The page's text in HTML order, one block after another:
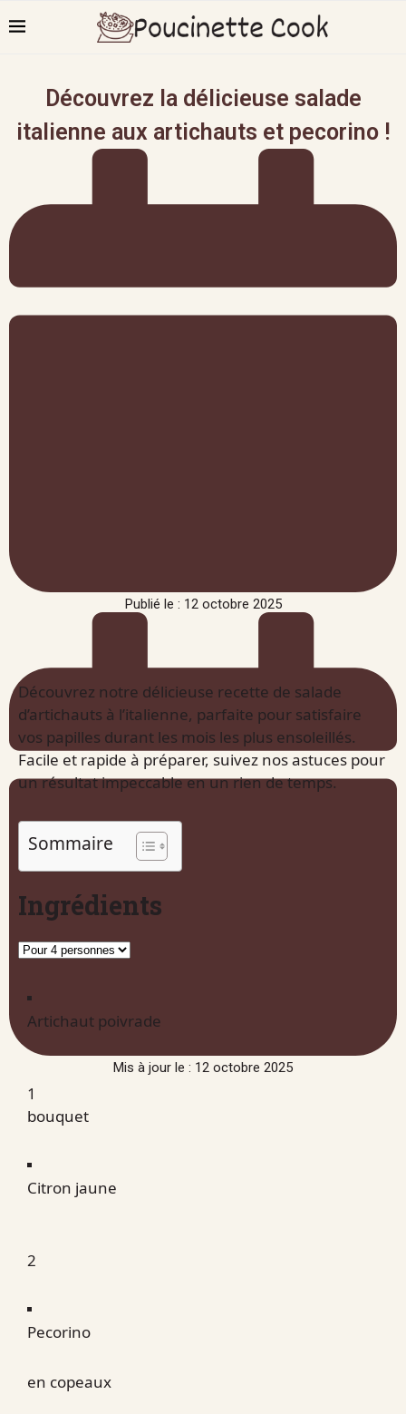
Découvrez la délicieuse salade
italienne aux artichauts et pecorino !
Publié le : 12 octobre 2025
Mis à jour le : 12 octobre 2025
Découvrez notre délicieuse recette de salade
d’artichauts à l’italienne, parfaite pour satisfaire
vos papilles durant les mois les plus ensoleillés.
Facile et rapide à préparer, suivez nos astuces pour
un résultat impeccable en un rien de temps.
Sommaire
Ingrédients
Artichaut poivrade
1
bouquet
Citron jaune
2
Pecorino
en copeaux